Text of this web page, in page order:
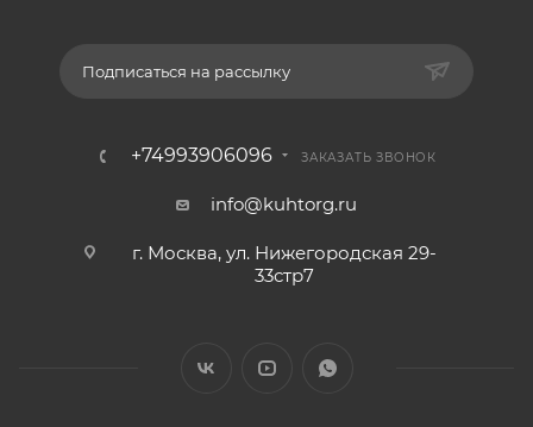
Подписаться на рассылку
+74993906096 ЗАКАЗАТЬ ЗВОНОК
info@kuhtorg.ru
г. Москва, ул. Нижегородская 29-
33стр7